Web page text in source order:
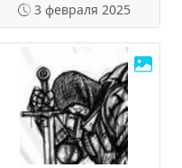
3 февраля 2025